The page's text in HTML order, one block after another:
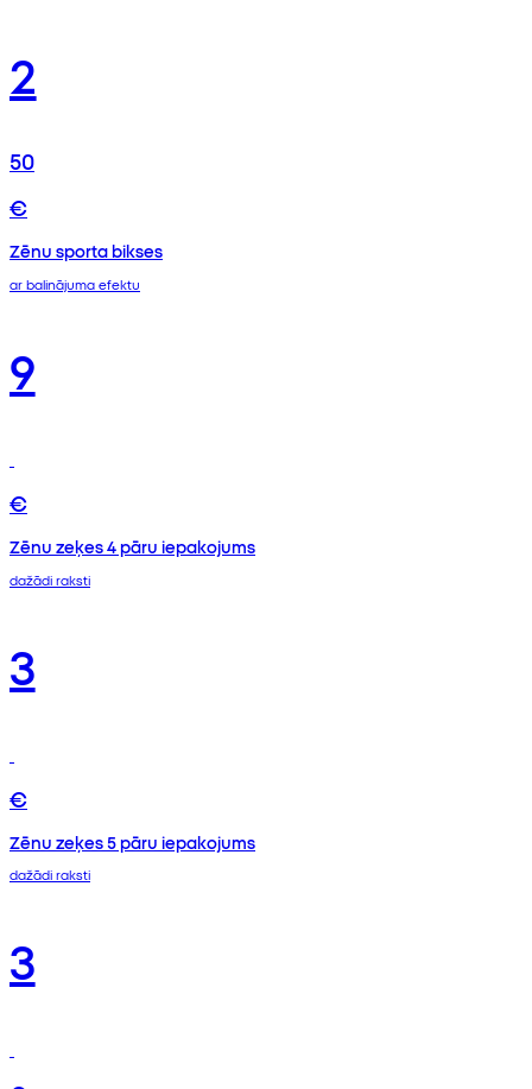
2
50
€
Zēnu sporta bikses
ar balinājuma efektu
9
€
Zēnu zeķes 4 pāru iepakojums
dažādi raksti
3
€
Zēnu zeķes 5 pāru iepakojums
dažādi raksti
3